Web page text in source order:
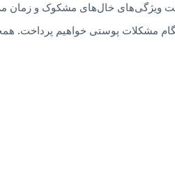
خال‌های مشکوک و زمان
مشکلات پوستی خواهیم پرداخت.